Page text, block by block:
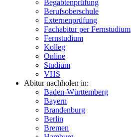
Begabtenprüfung
Berufsoberschule
Externenprüfung
Fachabitur per Fernstudium
Fernstudium
Kolleg
Online
Studium
VHS
Abitur nachholen in:
Baden-Württemberg
Bayern
Brandenburg
Berlin
Bremen